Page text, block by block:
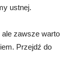
ustnej.
zawsze warto
Przejdź do